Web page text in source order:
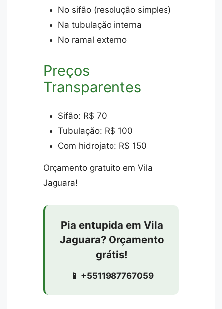
No sifão (resolução simples)
Na tubulação interna
No ramal externo
Preços
Transparentes
Sifão: R$ 70
Tubulação: R$ 100
Com hidrojato: R$ 150
Orçamento gratuito em Vila
Jaguara!
Pia entupida em Vila
Jaguara? Orçamento
grátis!
📱 +5511987767059